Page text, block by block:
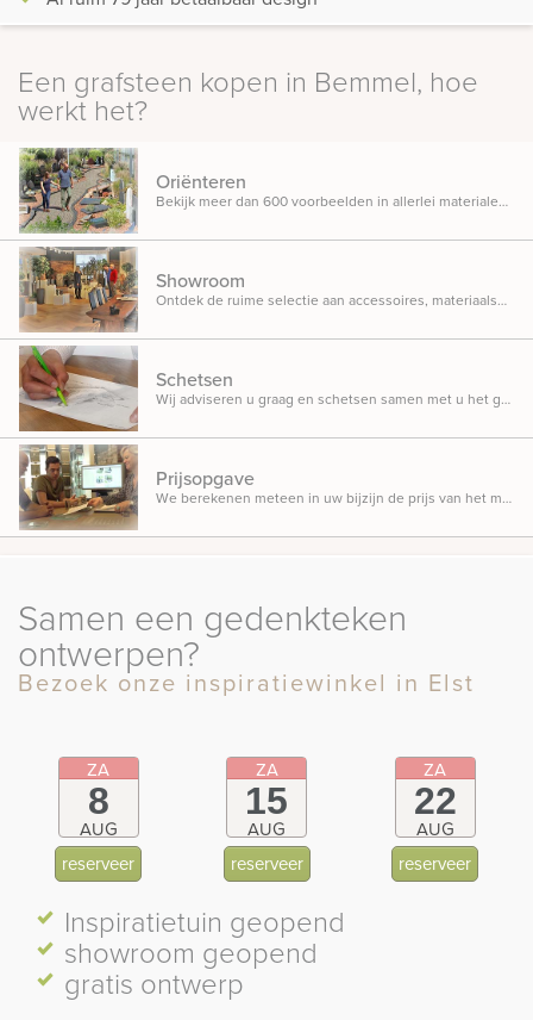
Een grafsteen kopen in Bemmel, hoe
werkt het?
Oriënteren
Bekijk meer dan 600 voorbeelden in allerlei materialen, ontwerpen en designs opgesteld in onze inspiratietuin.
Showroom
Ontdek de ruime selectie aan accessoires, materiaalsoorten en beletteringsmogelijkheden.
Schetsen
Wij adviseren u graag en schetsen samen met u het gedenkteken dat u in gedachten heeft.
Prijsopgave
We berekenen meteen in uw bijzijn de prijs van het monument, zodat u weet waar u aan toe bent.
Samen een gedenkteken
ontwerpen?
Bezoek onze inspiratiewinkel in Elst
ZA
8
AUG
reserveer
ZA
15
AUG
reserveer
ZA
22
AUG
reserveer
Inspiratietuin geopend
showroom geopend
gratis ontwerp